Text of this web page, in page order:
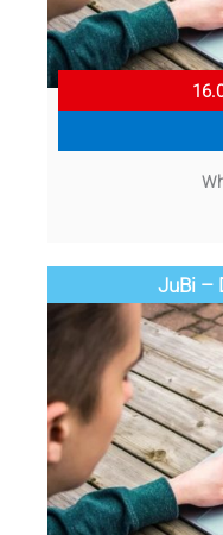
JuBi –